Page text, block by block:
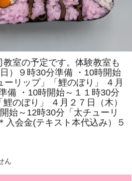
教室の予定です。体験教室も
）９時30分準備 ・10時開始
ーリップ」「鯉のぼり」 ４月
備 ・10時開始～１１時30分
鯉のぼり」 ４月２７日（木）
始～12時30分「太チューリ
入会金(テキスト本代込み）５
ん